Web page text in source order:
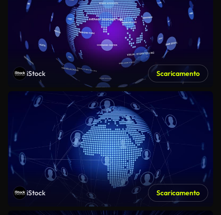
iStock Scaricamento
iStock Scaricamento